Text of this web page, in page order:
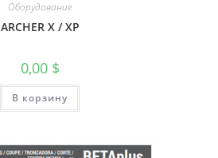
Оборудование
ARCHER X / XP
0,00 $
В корзину